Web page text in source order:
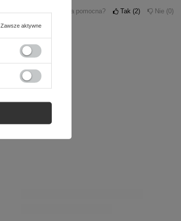
Czy opinia była pomocna? Tak 2 Nie 0
Zawsze aktywne